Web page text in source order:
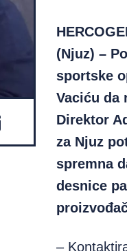
(Njuz) –
sportske
Vaciću da
Direktor
za Njuz
spremna
desnice
–